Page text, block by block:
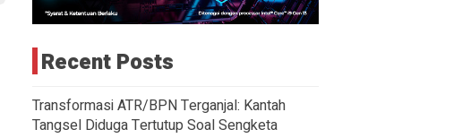
Recent Posts
Transformasi ATR/BPN Terganjal: Kantah
Tangsel Diduga Tertutup Soal Sengketa